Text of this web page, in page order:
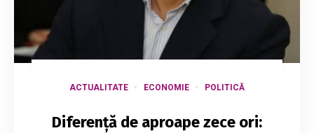
ACTUALITATE ECONOMIE POLITICĂ
Diferență de aproape zece ori: